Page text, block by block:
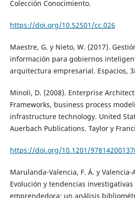
Colección Conocimiento.
https://doi.org/10.52501/cc.026
Maestre, G. y Nieto, W. (2017).
información para gobiernos
arquitectura empresarial. Espacios,
Minoli, D. (2008). Enterprise
Frameworks, business process
infrastructure technology. United
Auerbach Publications. Taylor y
https://doi.org/10.1201/
Marulanda-Valencia, F. Á. y Valencia-
Evolución y tendencias
emprendedora: un análisis